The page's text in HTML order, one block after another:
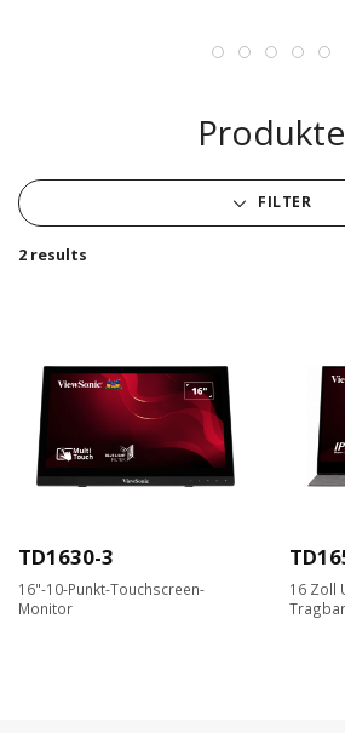
Produkte
FILTER
2 results
TD1630-3
16"-10-Punkt-Touchscreen-
Monitor
16 Zoll